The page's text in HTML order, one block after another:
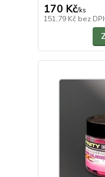
170 Kč/ks
151,79 Kč bez